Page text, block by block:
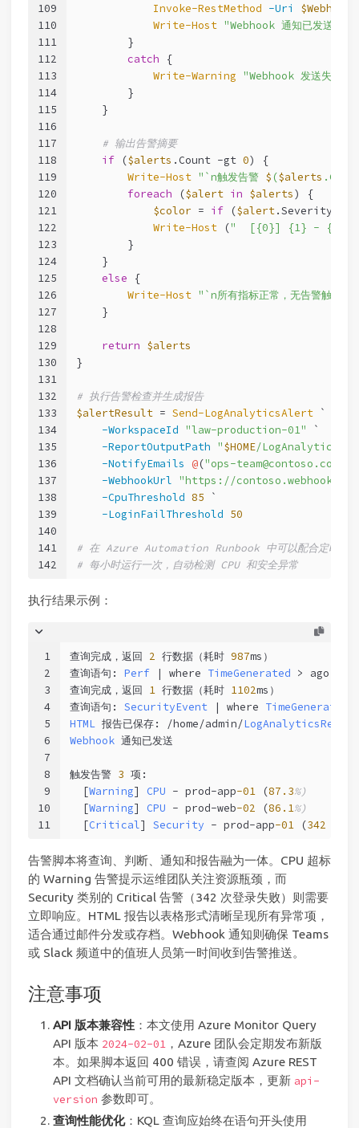
109
110
111
112
113
114
115
116
117
118
119
120
121
122
123
124
125
126
127
128
129
130
131
132
133
134
135
136
137
138
139
140
141
142
Invoke-RestMethod -Uri
Write-Host "Webhook 通知已发送"
        }
catch {
Write-Warning "Webhook 发送失败:
        }
    }
# 输出告警摘要
if ($alerts .Count -gt 0) {
Write-Host "`n触发告警 $ ($alerts
foreach ($alert in $alerts) {
$color = if ($alert.Severity
Write-Host ("  [{0}] {1} - {2}
        }
    }
else {
Write-Host "`n所有指标正常，无告警触发"
    }
return $alerts
}
# 执行告警检查并生成报告
$alertResult = Send-LogAnalyticsAlert `
-WorkspaceId "law-production-01" `
-ReportOutputPath "$HOME/
-NotifyEmails
@("ops-team@contoso.com"
-WebhookUrl "https://
-CpuThreshold 85 `
-LoginFailThreshold 50
# 在 Azure Automation Runbook 中可以配合定时触发
# 每小时运行一次，自动检测 CPU 和安全异常
执行结果示例：
1
2
3
4
5
6
7
8
9
10
11
查询完成，返回 2 行数据（耗时 987ms）
查询语句: Perf | where TimeGenerated > ago(
查询完成，返回 1 行数据（耗时 1102ms）
查询语句: SecurityEvent | where TimeGenerated
HTML 报告已保存: /home/admin/
Webhook 通知已发送
触发告警 3 项:
  [
Warning] CPU - prod-app-01 (87.3%)
  [
Warning] CPU - prod-web-02 (86.1%)
  [
Critical] Security - prod-app-01 (342
告警脚本将查询、判断、通知和报告融为一体。CPU 超标
的 Warning 告警提示运维团队关注资源瓶颈，而
Security 类别的 Critical 告警（342 次登录失败）则需要
立即响应。HTML 报告以表格形式清晰呈现所有异常项，
适合通过邮件分发或存档。Webhook 通知则确保 Teams
或 Slack 频道中的值班人员第一时间收到告警推送。
注意事项
API 版本兼容性：本文使用 Azure Monitor Query
API 版本 2024-02-01 ，Azure 团队会定期发布新版
本。如果脚本返回 400 错误，请查阅 Azure REST
API 文档确认当前可用的最新稳定版本，更新 api-
version 参数即可。
查询性能优化：KQL 查询应始终在语句开头使用